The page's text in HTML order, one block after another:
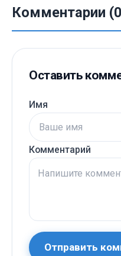
Комментарии
Оставить
Имя
Комментарий
Отправить